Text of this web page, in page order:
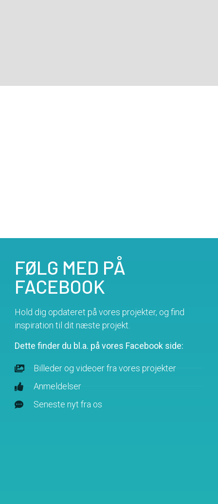
FØLG MED PÅ
FACEBOOK
Hold dig opdateret på vores projekter, og find
inspiration til dit næste projekt.
Dette finder du bl.a. på vores Facebook side:
Billeder og videoer fra vores projekter
Anmeldelser
Seneste nyt fra os